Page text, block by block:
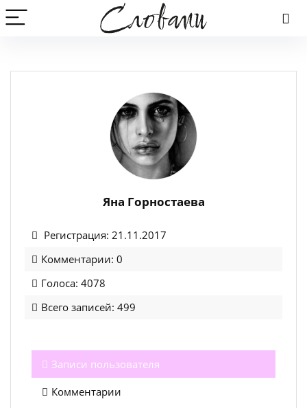
Яна Горностаева
Регистрация: 21.11.2017
Комментарии: 0
Голоса: 4078
Всего записей: 499
Записи пользователя
Комментарии